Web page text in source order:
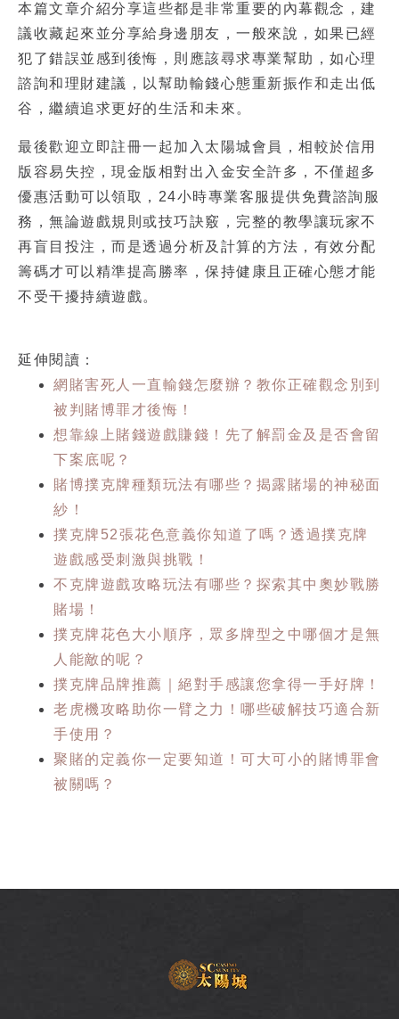
本篇文章介紹分享這些都是非常重要的內幕觀念，建
議收藏起來並分享給身邊朋友，一般來說，如果已經
犯了錯誤並感到後悔，則應該尋求專業幫助，如心理
諮詢和理財建議，以幫助輸錢心態重新振作和走出低
谷，繼續追求更好的生活和未來。
最後歡迎立即註冊一起加入太陽城會員，相較於信用
版容易失控，現金版相對出入金安全許多，不僅超多
優惠活動可以領取，24小時專業客服提供免費諮詢服
務，無論遊戲規則或技巧訣竅，完整的教學讓玩家不
再盲目投注，而是透過分析及計算的方法，有效分配
籌碼才可以精準提高勝率，保持健康且正確心態才能
不受干擾持續遊戲。
延伸閱讀：
網賭害死人一直輸錢怎麼辦？教你正確觀念別到
被判賭博罪才後悔！
想靠線上賭錢遊戲賺錢！先了解罰金及是否會留
下案底呢？
賭博撲克牌種類玩法有哪些？揭露賭場的神秘面
紗！
撲克牌52張花色意義你知道了嗎？透過撲克牌
遊戲感受刺激與挑戰！
不克牌遊戲攻略玩法有哪些？探索其中奧妙戰勝
賭場！
撲克牌花色大小順序，眾多牌型之中哪個才是無
人能敵的呢？
撲克牌品牌推薦｜絕對手感讓您拿得一手好牌！
老虎機攻略助你一臂之力！哪些破解技巧適合新
手使用？
聚賭的定義你一定要知道！可大可小的賭博罪會
被關嗎？